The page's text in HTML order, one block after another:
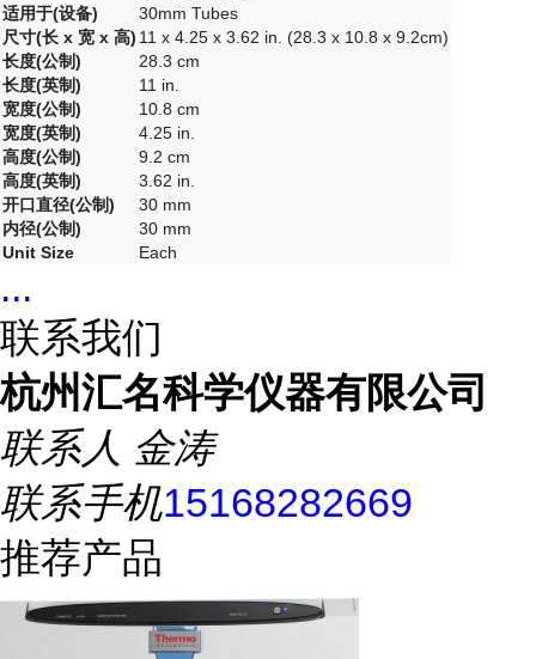
适用于(设备)
30mm Tubes
尺寸(长 x 宽 x 高) 11 x 4.25 x 3.62 in. (28.3 x 10.8 x 9.2cm)
长度(公制)
28.3 cm
长度(英制)
11 in.
宽度(公制)
10.8 cm
宽度(英制)
4.25 in.
高度(公制)
9.2 cm
高度(英制)
3.62 in.
开口直径(公制)
30 mm
内径(公制)
30 mm
Unit Size
Each
...
联系我们
杭州汇名科学仪器有限公司
联系人 金涛
联系手机15168282669
推荐产品